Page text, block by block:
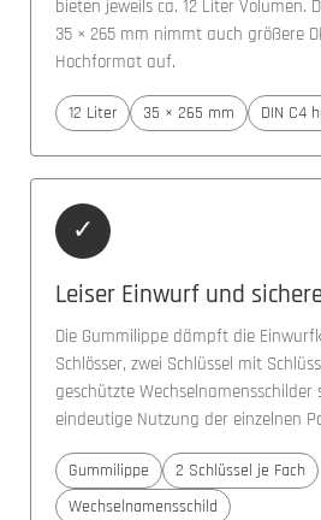
bieten jeweils ca. 12 Liter Volumen.
35 × 265 mm nimmt auch größere
Hochformat auf.
12 Liter 35 × 265 mm DIN C4
✓
Leiser Einwurf und
Die Gummilippe dämpft die
Schlösser, zwei Schlüssel mit
geschützte
eindeutige Nutzung der einzelnen
Gummilippe
2 Schlüssel je Fach
Wechselnamensschild